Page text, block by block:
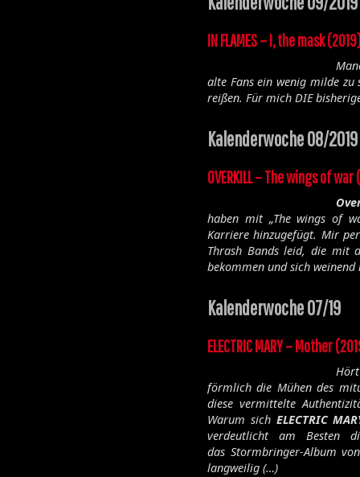
IN FLAMES – I, the mask
alte Fans ein wenig milde
reißen. Für mich DIE
Kalenderwoche 08/2019
OVERKILL – The wings of war
haben mit „The wings of
Karriere hinzugefügt. Mir
Thrash Bands leid, die mit
bekommen und sich weinend
Kalenderwoche 07/19
ELECTRIC MARY – Mother
förmlich die Mühen des
diese vermittelte
Warum sich ELECTRIC
verdeutlicht am Besten
das Stormbringer-Album
langweilig (…)